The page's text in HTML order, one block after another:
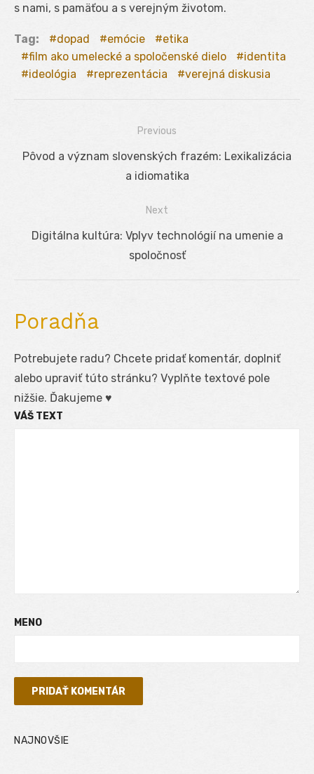
s nami, s pamäťou a s verejným životom.
Tag: dopad emócie
etika
film ako umelecké a spoločenské dielo
identita
ideológia
reprezentácia verejná diskusia
Navigácia
Previous
Previous
Pôvod a význam slovenských frazém: Lexikalizácia
a idiomatika
Next
Next
Digitálna kultúra: Vplyv technológií na umenie a
spoločnosť
Poradňa
Potrebujete radu? Chcete pridať komentár, doplniť
alebo upraviť túto stránku? Vyplňte textové pole
nižšie. Ďakujeme ♥
VÁŠ TEXT
MENO
NAJNOVŠIE